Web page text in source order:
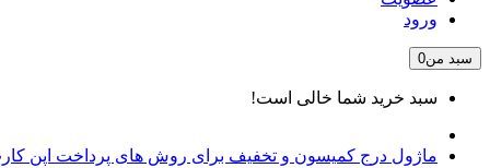
ورود
سبد من0
سبد خرید شما خالی است!
ماژول درج کمیسون و تخفیف برای روش های پرداخت اپن